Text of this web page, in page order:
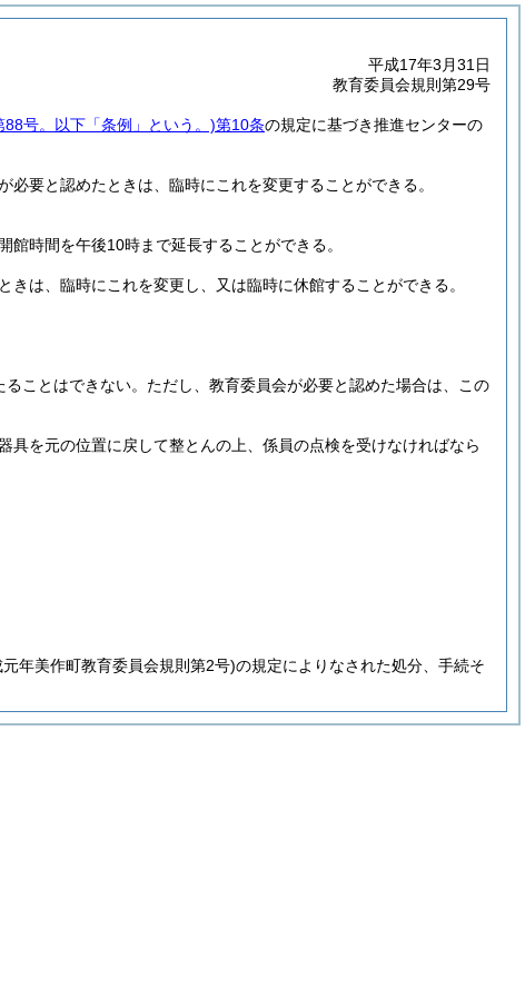
平成17年3月31日
教育委員会規則第29号
号。以下「条例」という。)第10条の規定に基づき推進センターの
必要と認めたときは、臨時にこれを変更することができる。
時間を午後10時まで延長することができる。
きは、臨時にこれを変更し、又は臨時に休館することができる。
ことはできない。 ただし、教育委員会が必要と認めた場合は、この
を元の位置に戻して整とんの上、係員の点検を受けなければなら
年美作町教育委員会規則第2号)の規定によりなされた処分、手続そ